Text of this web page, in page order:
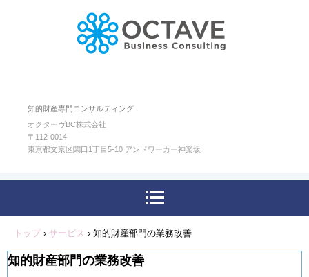
知的財産専門コンサルティング
オクターヴBC株式会社
〒112-0014
東京都文京区関口1丁目5-10 アンドワーカー神楽坂
トップ › サービス › 知的財産部門の業務改善
知的財産部門の業務改善